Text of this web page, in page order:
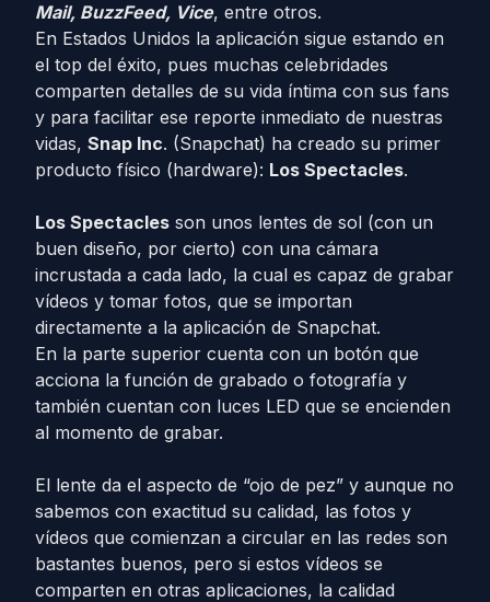
Mail, BuzzFeed, Vice, entre otros.
En Estados Unidos la aplicación sigue estando en
el top del éxito, pues muchas celebridades
comparten detalles de su vida íntima con sus fans
y para facilitar ese reporte inmediato de nuestras
vidas, Snap Inc. (Snapchat) ha creado su primer
producto físico (hardware): Los Spectacles.
Los Spectacles son unos lentes de sol (con un
buen diseño, por cierto) con una cámara
incrustada a cada lado, la cual es capaz de grabar
vídeos y tomar fotos, que se importan
directamente a la aplicación de Snapchat.
En la parte superior cuenta con un botón que
acciona la función de grabado o fotografía y
también cuentan con luces LED que se encienden
al momento de grabar.
El lente da el aspecto de “ojo de pez” y aunque no
sabemos con exactitud su calidad, las fotos y
vídeos que comienzan a circular en las redes son
bastantes buenos, pero si estos vídeos se
comparten en otras aplicaciones, la calidad